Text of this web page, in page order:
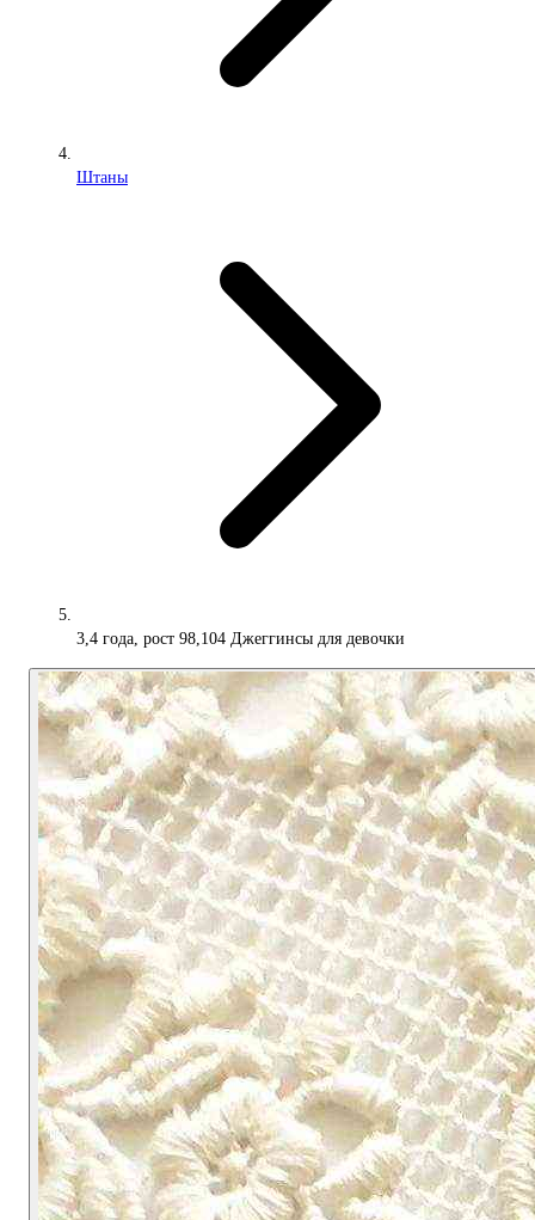
Штаны
3,4 года, рост 98,104 Джеггинсы для девочки